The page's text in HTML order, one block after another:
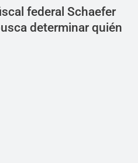
federal Schaefer
determinar quién